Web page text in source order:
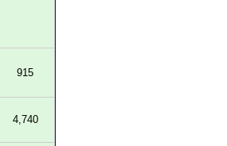
915
4,740